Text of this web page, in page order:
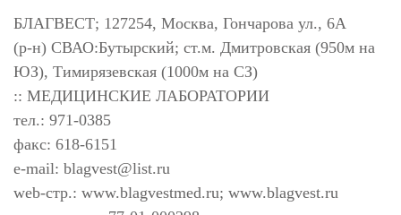
БЛАГВЕСТ; 127254, Москва, Гончарова ул., 6А
(р-н) СВАО:Бутырский; ст.м. Дмитровская (950м на
ЮЗ), Тимирязевская (1000м на СЗ)
:: МЕДИЦИНСКИЕ ЛАБОРАТОРИИ
тел.: 971-0385
факс: 618-6151
e-mail: blagvest@list.ru
web-стр.: www.blagvestmed.ru; www.blagvest.ru